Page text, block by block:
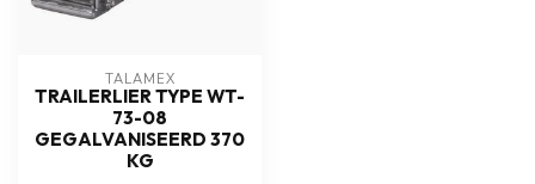
TALAMEX
TRAILERLIER TYPE WT-
73-08
GEGALVANISEERD 370
KG